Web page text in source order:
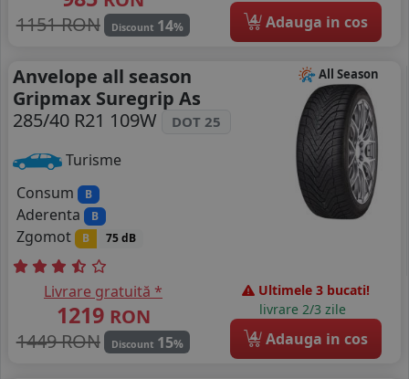
1151 RON
Discount 14%
4 Adauga in cos
All Season
Anvelope all season
Gripmax Suregrip As
285/40 R21 109W
DOT 25
Turisme
Consum
B
Aderenta B
Zgomot B 75 dB
Livrare gratuită *
1219 RON
1449 RON
Discount 15%
Ultimele 3 bucati!
livrare 2/3 zile
4 Adauga in cos